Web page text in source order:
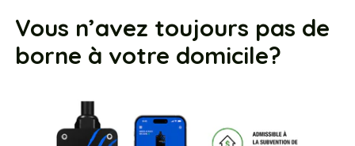
Vous n’avez toujours pas de
borne à votre domicile?